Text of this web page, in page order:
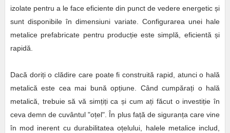
izolate pentru a le face eficiente din punct de vedere energetic și
sunt disponibile în dimensiuni variate. Configurarea unei hale
metalice prefabricate pentru producție este simplă, eficientă și
rapidă.
Dacă doriți o clădire care poate fi construită rapid, atunci o hală
metalică este cea mai bună opțiune. Când cumpărați o hală
metalică, trebuie să vă simțiți ca și cum ați făcut o investiție în
ceva demn de cuvântul "oțel". În plus față de siguranța care vine
în mod inerent cu durabilitatea oțelului, halele metalice includ,